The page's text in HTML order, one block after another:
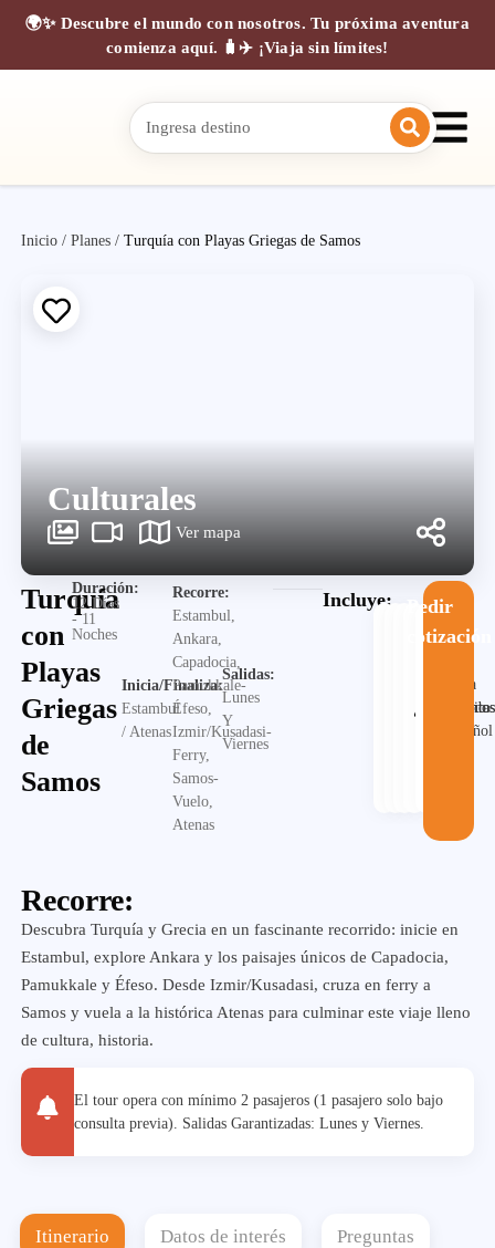
🌍✨ Descubre el mundo con nosotros. Tu próxima aventura
comienza aquí. 🧳✈️ ¡Viaja sin límites!
Inicio /Planes /Turquía con Playas Griegas de Samos
Culturales
Ver mapa
Turquía
con
Playas
Griegas
de
Samos
Duración:
12 Días
- 11
Noches
Inicia/Finaliza:
Estambul
/ Atenas
Recorre:
Estambul,
Ankara,
Capadocia,
Pamukkale-
Éfeso,
Izmir/Kusadasi-
Ferry,
Samos-
Vuelo,
Atenas
Salidas:
Lunes
Y
Viernes
Incluye:
Alojamiento
Desayuno
Traslados
Guia
español
Visitas
Pedir
cotización
Recorre:
Descubra Turquía y Grecia en un fascinante recorrido: inicie en
Estambul, explore Ankara y los paisajes únicos de Capadocia,
Pamukkale y Éfeso. Desde Izmir/Kusadasi, cruza en ferry a
Samos y vuela a la histórica Atenas para culminar este viaje lleno
de cultura, historia.
El tour opera con mínimo 2 pasajeros (1 pasajero solo bajo
consulta previa). Salidas Garantizadas: Lunes y Viernes.
Itinerario Datos de interés Preguntas